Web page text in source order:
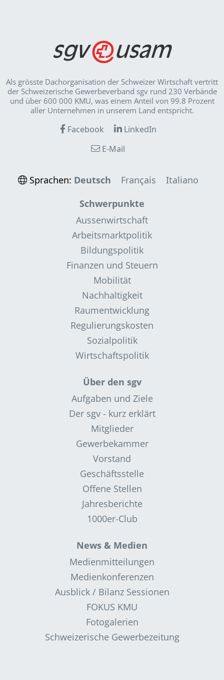
Als grösste Dachorganisation der Schweizer Wirt­schaft vertritt
der Schweizerische Gewerbeverband sgv rund 230 Verbände
und über 600 000 KMU, was einem Anteil von 99.8 Prozent
aller Unternehmen in unserem Land entspricht.
Facebook
LinkedIn
E-Mail
Sprachen: Deutsch Français
Italiano
Schwerpunkte
Aussenwirtschaft
Arbeitsmarktpolitik
Bildungspolitik
Finanzen und Steuern
Mobilität
Nachhaltigkeit
Raumentwicklung
Regulierungskosten
Sozialpolitik
Wirtschaftspolitik
Über den sgv
Aufgaben und Ziele
Der sgv - kurz erklärt
Mitglieder
Gewerbekammer
Vorstand
Geschäftsstelle
Offene Stellen
Jahresberichte
1000er-Club
News & Medien
Medienmitteilungen
Medienkonferenzen
Ausblick / Bilanz Sessionen
FOKUS KMU
Fotogalerien
Schweizerische Gewerbezeitung